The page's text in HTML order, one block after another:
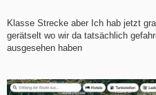
Klasse Strecke aber Ich hab jetzt
gerätselt wo wir da tatsächlich
ausgesehen haben